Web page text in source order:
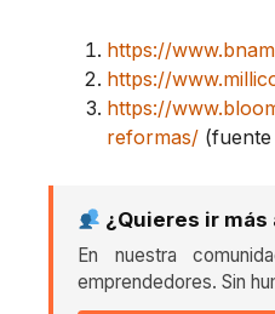
https://
https://
https://
reformas/
¿Quieres ir
En nuestra
emprendedores. Sin